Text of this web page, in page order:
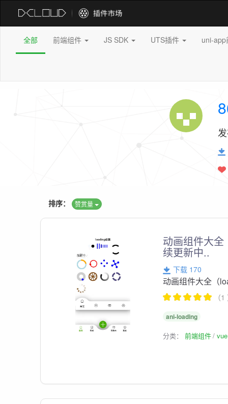
全部 前端组件 JS SDK UTS插件 uni-
排序： 赞赏量
动画组件大
续更新中..
下载 170
动画组件大全（
（
ani-loading
分类：前端组件